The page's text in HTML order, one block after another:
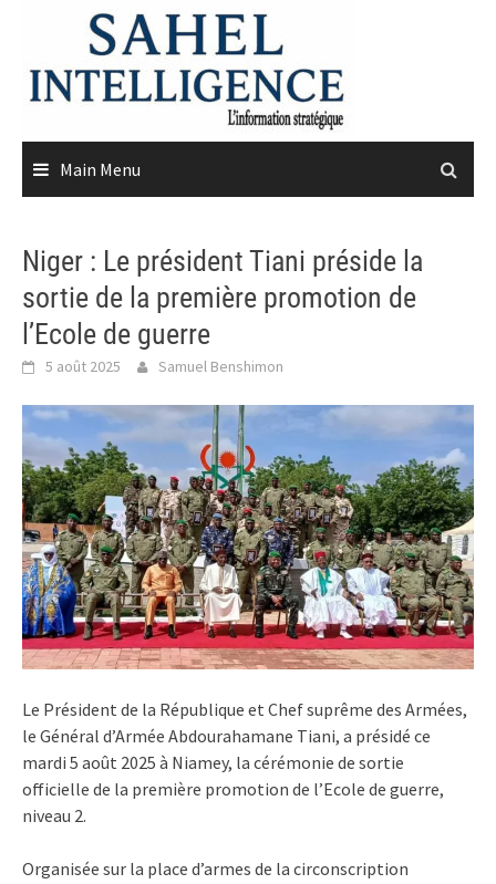
content
Main Menu
Niger : Le président Tiani préside la
sortie de la première promotion de
l’Ecole de guerre
5 août 2025 Samuel Benshimon
Le Président de la République et Chef suprême des Armées,
le Général d’Armée Abdourahamane Tiani, a présidé ce
mardi 5 août 2025 à Niamey, la cérémonie de sortie
officielle de la première promotion de l’Ecole de guerre,
niveau 2.
Organisée sur la place d’armes de la circonscription